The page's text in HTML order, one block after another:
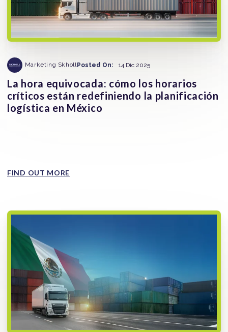
Marketing SkhollPosted On: 14 Dic 2025
La hora equivocada: cómo los horarios
críticos están redefiniendo la planificación
logística en México
FIND OUT MORE